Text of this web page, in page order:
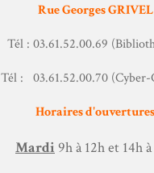
Rue Georges GRIVEL
Tél : 03.61.52.00.69
Tél : 03.61.52.00.70 (Cyber-
Horaires d'ouvertures
Mardi 9h à 12h et 14h